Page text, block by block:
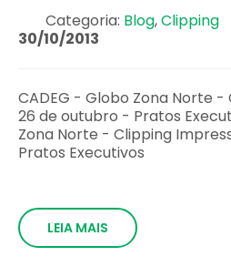
Categoria: Blog,Clipping
30/10/2013
CADEG - Globo Zona Norte
26 de outubro - Pratos
Zona Norte - Clipping
Pratos Executivos
LEIA MAIS